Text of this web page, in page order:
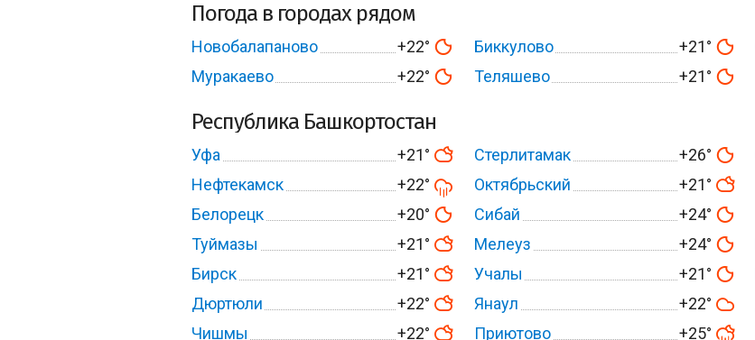
Погода в городах рядом
Новобалапаново +22° Биккулово +21°
Муракаево
+22° Теляшево +21°
Республика Башкортостан
Уфа +21° Стерлитамак +26°
Нефтекамск
+22° Октябрьский +21°
Белорецк
+20° Сибай +24°
Туймазы
+21° Мелеуз +24°
Бирск
+21° Учалы +21°
Дюртюли
+22° Янаул +22°
Чишмы
+22° Приютово +25°